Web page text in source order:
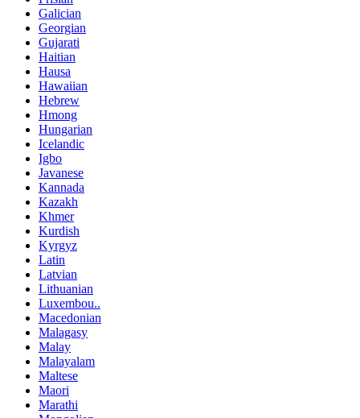
Galician
Georgian
Gujarati
Haitian
Hausa
Hawaiian
Hebrew
Hmong
Hungarian
Icelandic
Igbo
Javanese
Kannada
Kazakh
Khmer
Kurdish
Kyrgyz
Latin
Latvian
Lithuanian
Luxembou..
Macedonian
Malagasy
Malay
Malayalam
Maltese
Maori
Marathi